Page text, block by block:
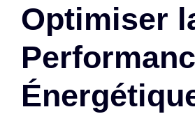
Optimiser